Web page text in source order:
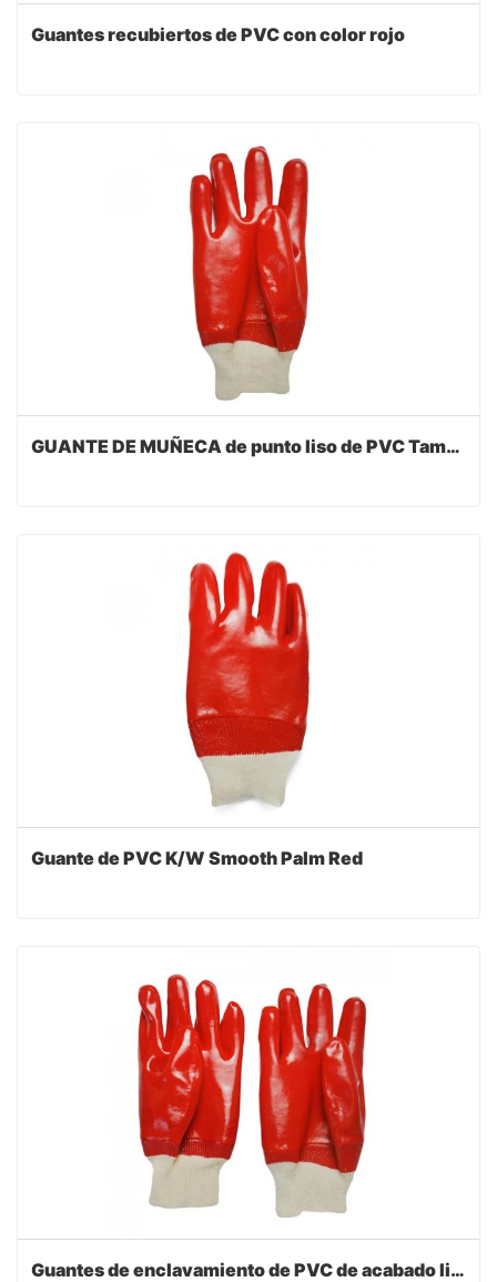
Guantes recubiertos de PVC con color rojo
GUANTE DE MUÑECA de punto liso de PVC Tamaño rojo 10 / XL
Guante de PVC K/W Smooth Palm Red
Guantes de enclavamiento de PVC de acabado liso rojo